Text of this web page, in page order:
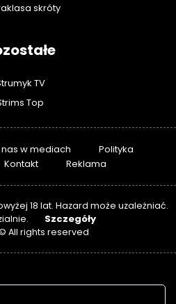
skróty
TV
Top
nas w mediach
Polityka
Kontakt Reklama
18 lat. Hazard może uzależniać.
Szczegóły
All rights reserved